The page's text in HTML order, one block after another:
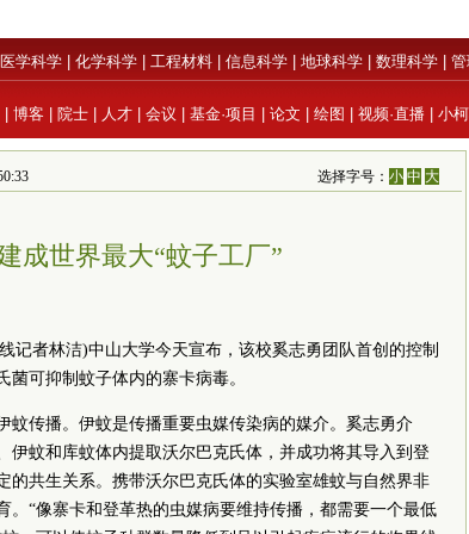
医学科学 化学科学 工程材料 信息科学 地球科学 数理科学
博客 院士 人才 会议 基金·项目 论文 绘图 视频·直播 小
选择字号：小 中 大
成世界最大“蚊子工厂”
记者林洁)中山大学今天宣布，该校奚志勇团队首创的控制
可抑制蚊子体内的寨卡病毒。
蚊传播。伊蚊是传播重要虫媒传染病的媒介。奚志勇介
伊蚊和库蚊体内提取沃尔巴克氏体，并成功将其导入到登
的共生关系。携带沃尔巴克氏体的实验室雄蚊与自然界非
。“像寨卡和登革热的虫媒病要维持传播，都需要一个最低